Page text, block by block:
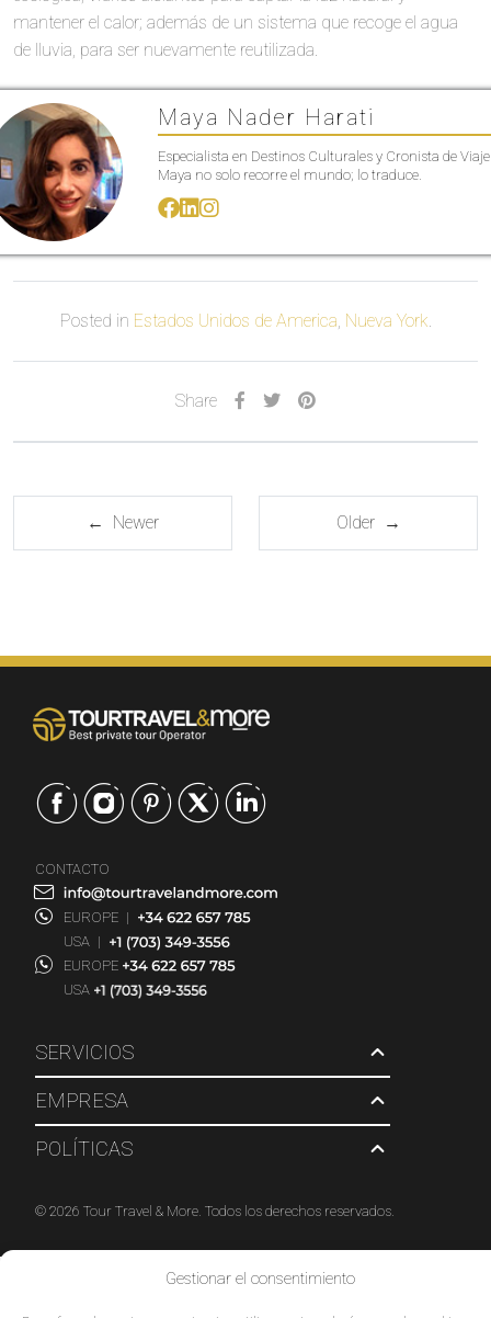
Gestionar el consentimiento
mantener el calor; además de un sistema que recoge el agua
de lluvia, para ser nuevamente reutilizada.
Maya Nader Harati
Especialista en Destinos Culturales y Cronista de
Maya no solo recorre el mundo; lo traduce.
Posted in Estados Unidos de America, Nueva York.
Share
← Newer Older →
SERVICIOS
EMPRESA
POLÍTICAS
CONTACTO
EUROPE |
USA |
EUROPE
USA
© 2026 Tour Travel & More. Todos los derechos reservados.